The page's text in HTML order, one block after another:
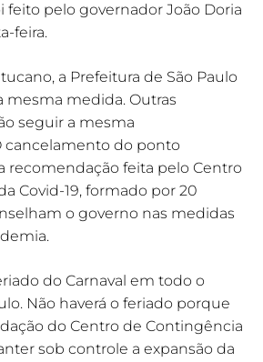
feito pelo governador João Doria
feira.
a Prefeitura de São Paulo
mesma medida. Outras
seguir a mesma
cancelamento do ponto
recomendação feita pelo Centro
Covid-19, formado por 20
o governo nas medidas
do Carnaval em todo o
Não haverá o feriado porque
do Centro de Contingência
sob controle a expansão da